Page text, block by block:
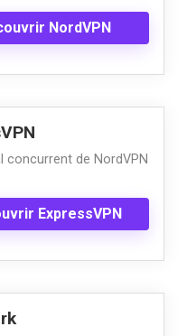
NordVPN
concurrent de NordVPN
ExpressVPN